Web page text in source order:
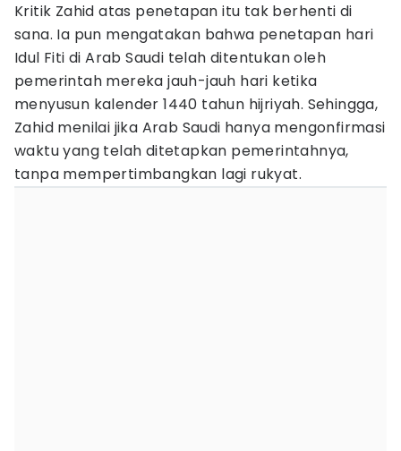
Kritik Zahid atas penetapan itu tak berhenti di
sana. Ia pun mengatakan bahwa penetapan hari
Idul Fiti di Arab Saudi telah ditentukan oleh
pemerintah mereka jauh-jauh hari ketika
menyusun kalender 1440 tahun hijriyah. Sehingga,
Zahid menilai jika Arab Saudi hanya mengonfirmasi
waktu yang telah ditetapkan pemerintahnya,
tanpa mempertimbangkan lagi rukyat.